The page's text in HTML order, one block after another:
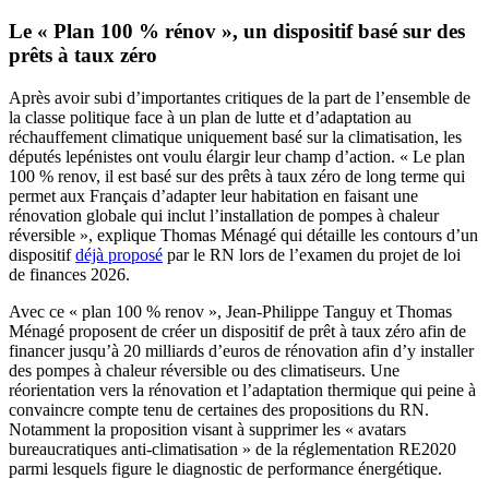
Le « Plan 100 % rénov », un dispositif basé sur des
prêts à taux zéro
Après avoir subi d’importantes critiques de la part de l’ensemble de
la classe politique face à un plan de lutte et d’adaptation au
réchauffement climatique uniquement basé sur la climatisation, les
députés lepénistes ont voulu élargir leur champ d’action. « Le plan
100 % renov, il est basé sur des prêts à taux zéro de long terme qui
permet aux Français d’adapter leur habitation en faisant une
rénovation globale qui inclut l’installation de pompes à chaleur
réversible », explique Thomas Ménagé qui détaille les contours d’un
dispositifdéjà proposé par le RN lors de l’examen du projet de loi
de finances 2026.
Avec ce « plan 100 % renov », Jean-Philippe Tanguy et Thomas
Ménagé proposent de créer un dispositif de prêt à taux zéro afin de
financer jusqu’à 20 milliards d’euros de rénovation afin d’y installer
des pompes à chaleur réversible ou des climatiseurs. Une
réorientation vers la rénovation et l’adaptation thermique qui peine à
convaincre compte tenu de certaines des propositions du RN.
Notamment la proposition visant à supprimer les « avatars
bureaucratiques anti-climatisation » de la réglementation RE2020
parmi lesquels figure le diagnostic de performance énergétique.